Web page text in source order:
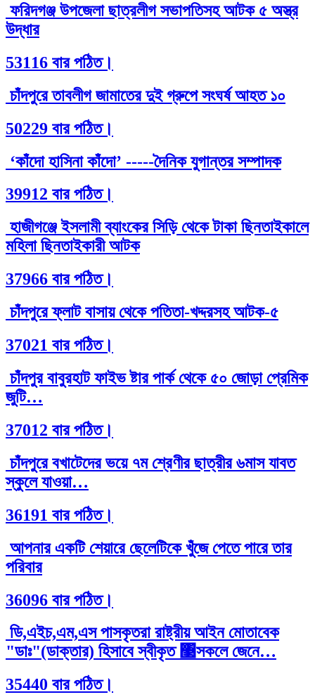
ফরিদগঞ্জ উপজেলা ছাত্রলীগ সভাপতিসহ আটক ৫ অস্ত্র
উদ্ধার
53116 বার পঠিত।
চাঁদপুরে তাবলীগ জামাতের দুই গ্রুপে সংঘর্ষ আহত ১০
50229 বার পঠিত।
‘কাঁদো হাসিনা কাঁদো’ -----দৈনিক যুগান্তর সম্পাদক
39912 বার পঠিত।
হাজীগঞ্জে ইসলামী ব্যাংকের সিড়ি থেকে টাকা ছিনতাইকালে
মহিলা ছিনতাইকারী আটক
37966 বার পঠিত।
চাঁদপুরে ফ্লাট বাসায় থেকে পতিতা-খদ্দরসহ আটক-৫
37021 বার পঠিত।
চাঁদপুর বাবুরহাট ফাইভ ষ্টার পার্ক থেকে ৫০ জোড়া প্রেমিক
জুটি…
37012 বার পঠিত।
চাঁদপুরে বখাটেদের ভয়ে ৭ম শ্রেণীর ছাত্রীর ৬মাস যাবত
স্কুলে যাওয়া…
36191 বার পঠিত।
আপনার একটি শেয়ারে ছেলেটিকে খুঁজে পেতে পারে তার
পরিবার
36096 বার পঠিত।
ডি,এইচ,এম,এস পাসকৃতরা রাষ্ট্রীয় আইন মোতাবেক
"ডাঃ"(ডাক্তার) হিসাবে স্বীকৃত ঳সকলে জেনে…
35440 বার পঠিত।